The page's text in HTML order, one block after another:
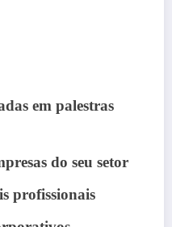
em palestras
do seu setor
profissionais